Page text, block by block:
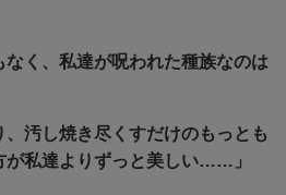
なく、私達が呪われた種族なのは
、汚し焼き尽くすだけのもっとも
が私達よりずっと美しい……」